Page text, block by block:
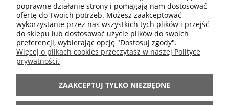
MOJE KONTO
INFORMACJE
ARANŻACJE
poprawne działanie strony i pomagają nam dostosować
ofertę do Twoich potrzeb. Możesz zaakceptować
wykorzystanie przez nas wszystkich tych plików i przejść
do sklepu lub dostosować użycie plików do swoich
preferencji, wybierając opcję "Dostosuj zgody".
Więcej o plikach cookies przeczytasz w naszej Polityce
prywatności.
ZAAKCEPTUJ TYLKO NIEZBĘDNE